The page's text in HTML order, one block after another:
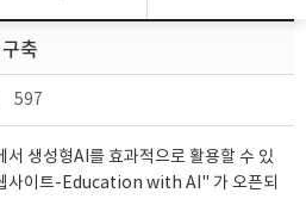
축
597
생성형AI를 효과적으로 활용할 수 있
사이트-Education with AI" 가 오픈되